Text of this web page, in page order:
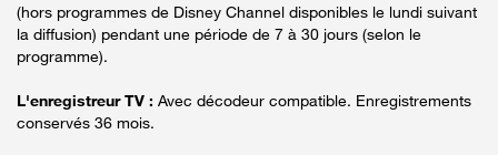
(hors programmes de Disney Channel disponibles le lundi suivant
la diffusion) pendant une période de 7 à 30 jours (selon le
programme).
L'enregistreur TV : Avec décodeur compatible. Enregistrements
conservés 36 mois.